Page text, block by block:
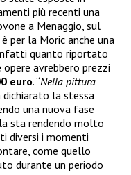
più recenti una
a Menaggio, sul
per la Moric anche una
quanto riportato
opere avrebbero prezzi
euro. “Nella pittura
dichiarato la stessa
una nuova fase
sta rendendo molto
diversi i momenti
come quello
durante un periodo